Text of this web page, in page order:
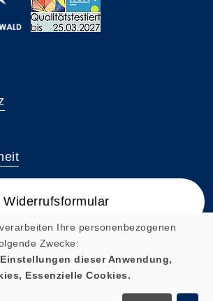
Widerrufsformular
Ihre personenbezogenen
Zwecke:
dieser Anwendung,
Essenzielle Cookies.